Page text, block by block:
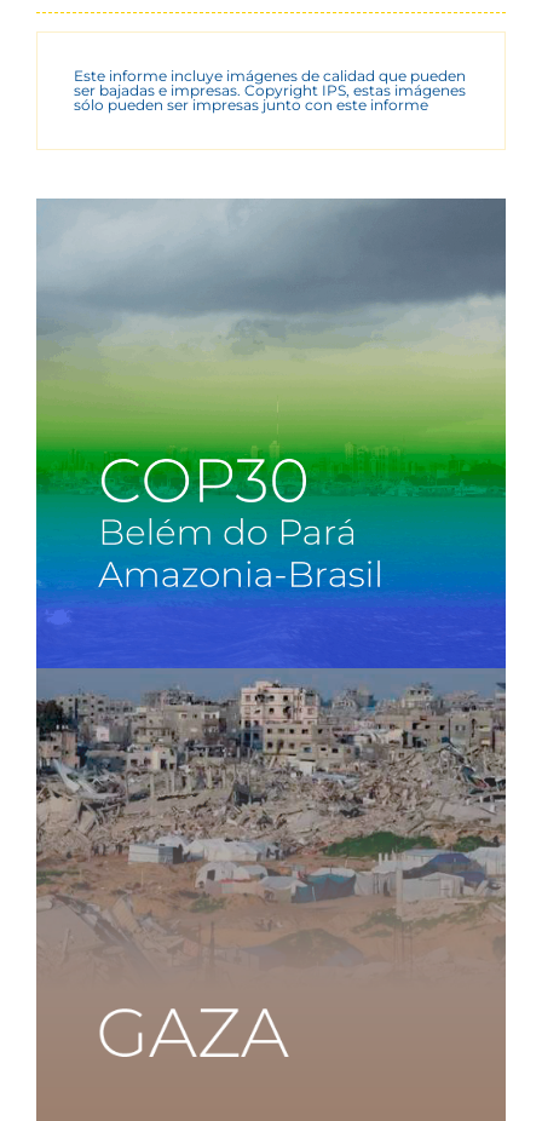
Este informe incluye imágenes de calidad que pueden
ser bajadas e impresas. Copyright IPS, estas imágenes
sólo pueden ser impresas junto con este informe